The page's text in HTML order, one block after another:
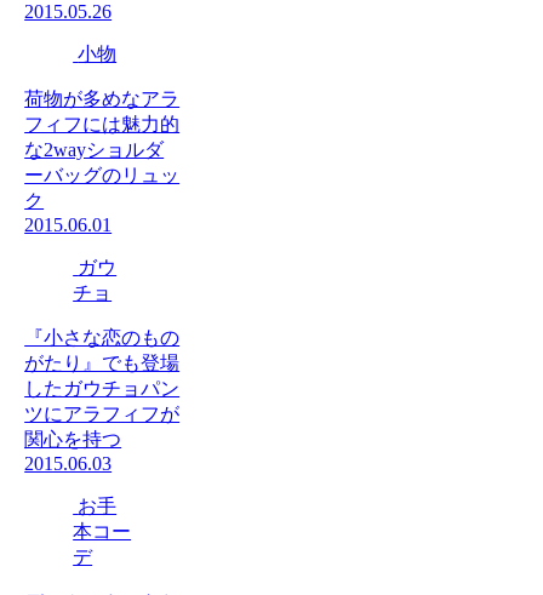
2015.05.26
小物
荷物が多めなアラ
フィフには魅力的
な2wayショルダ
ーバッグのリュッ
ク
2015.06.01
ガウ
チョ
『小さな恋のもの
がたり』でも登場
したガウチョパン
ツにアラフィフが
関心を持つ
2015.06.03
お手
本コー
デ